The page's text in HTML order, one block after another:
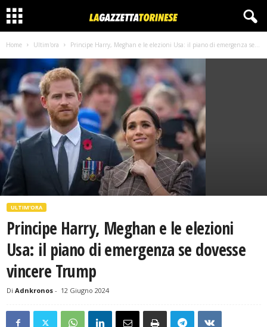
Home Ultim'ora Principe Harry, Meghan e le elezioni Usa: il piano di emergenza se...
ULTIM'ORA
Principe Harry, Meghan e le elezioni
Usa: il piano di emergenza se dovesse
vincere Trump
Di Adnkronos - 12 Giugno 2024